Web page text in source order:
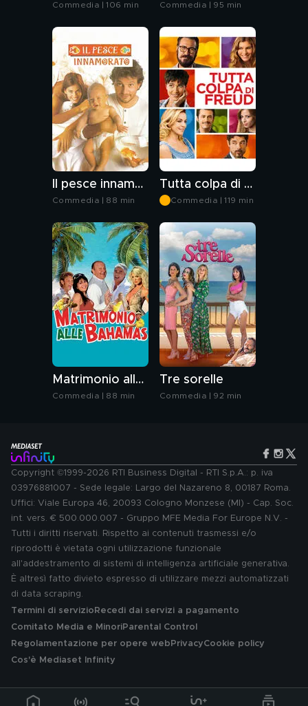
Commedia | 106 min Commedia | 95 min
Il pesce innamorato
Commedia | 88 min
Tutta colpa di Freud
Commedia | 119 min
Matrimonio alle Bahamas
Commedia | 88 min
Tre sorelle
Commedia | 92 min
Copyright ©1999-2026 RTI Business Digital - RTI S.p.A.: p. iva
03976881007 - Sede legale: Largo del Nazareno 8, 00187 Roma.
Uffici: Viale Europa 46, 20093 Cologno Monzese (MI) - Cap. Soc.
int. vers. € 500.000.007 - Gruppo MFE Media For Europe N.V. -
Tutti i diritti riservati. Rispetto ai contenuti trasmessi e/o
riprodotti è vietata ogni utilizzazione funzionale
all'addestramento di sistemi di intelligenza artificiale generativa.
È altresì fatto divieto espresso di utilizzare mezzi automatizzati
di data scraping.
Termini di servizio Recedi dai servizi a pagamento
Comitato Media e MinoriParental Control
Regolamentazione per opere web PrivacyCookie policy
Cos'è Mediaset Infinity